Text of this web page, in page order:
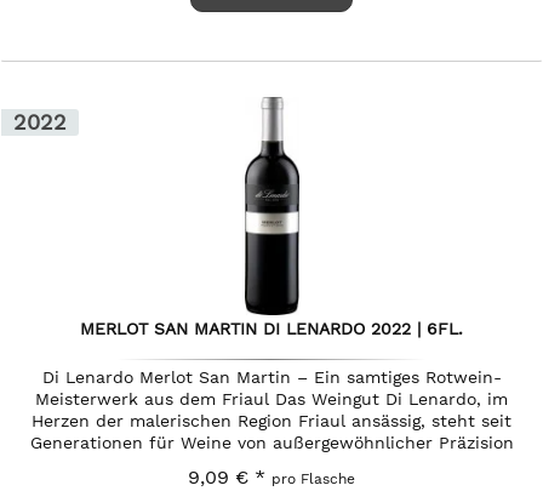
2022
MERLOT SAN MARTIN DI LENARDO 2022 | 6FL.
Di Lenardo Merlot San Martin – Ein samtiges Rotwein-
Meisterwerk aus dem Friaul Das Weingut Di Lenardo, im
Herzen der malerischen Region Friaul ansässig, steht seit
Generationen für Weine von außergewöhnlicher Präzision
9,09 € * pro Flasche